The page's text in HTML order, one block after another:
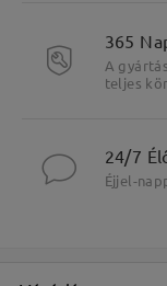
Fő
365
A
teljes
24/7
Éjjel-